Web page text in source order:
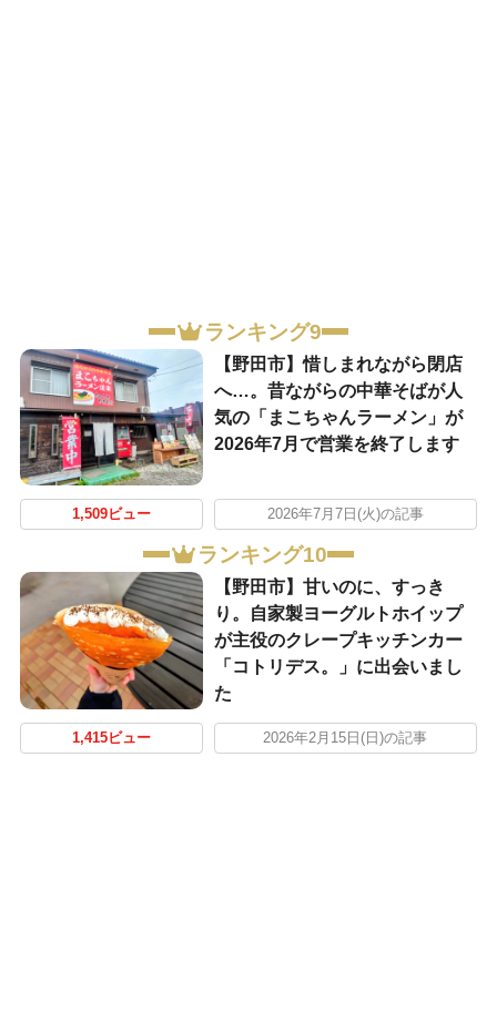
ランキング9
【野田市】惜しまれながら閉店
へ…。昔ながらの中華そばが人
気の「まこちゃんラーメン」が
2026年7月で営業を終了します
1,509ビュー 2026年7月7日(火)の記事
ランキング10
【野田市】甘いのに、すっき
り。自家製ヨーグルトホイップ
が主役のクレープキッチンカー
「コトリデス。」に出会いまし
た
1,415ビュー 2026年2月15日(日)の記事